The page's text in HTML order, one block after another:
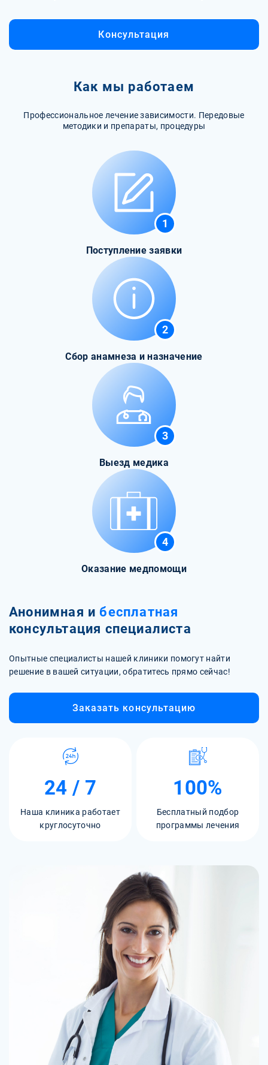
Консультация
Как мы работаем
Профессиональное лечение зависимости. Передовые
методики и препараты, процедуры
1
Поступление заявки
2
Сбор анамнеза и назначение
3
Выезд медика
4
Оказание медпомощи
Анонимная и бесплатная
консультация специалиста
Опытные специалисты нашей клиники помогут найти
решение в вашей ситуации, обратитесь прямо сейчас!
Заказать консультацию
24 / 7
Наша клиника работает
круглосуточно
100%
Бесплатный подбор
программы лечения